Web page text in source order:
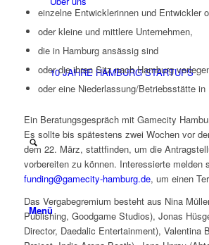
10 JAHRE HAMBURG STARTUPS
Menü
einzelne Entwicklerinnen und Entwickler
oder kleine und mittlere Unternehmen,
die in Hamburg ansässig sind
oder die ihren Sitz nach Hamburg
oder eine Niederlassung/Betriebsstätte in
Ein Beratungsgespräch mit Gamecity
Es sollte bis spätestens zwei Wochen vor
dem 22. März, stattfinden, um die
vorbereiten zu können. Interessierte melden
funding@gamecity-hamburg.de, um einen
Das Vergabegremium besteht aus Nina
Publishing, Goodgame Studios), Jonas
Director, Daedalic Entertainment), Valentina